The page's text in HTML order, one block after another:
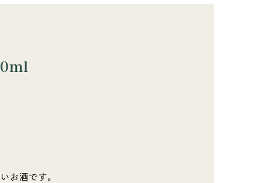
お酒です。